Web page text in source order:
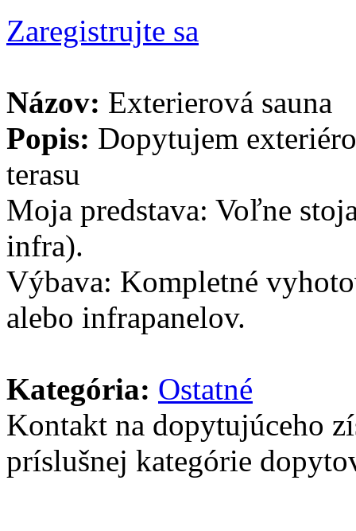
Zaregistrujte sa
Názov: Exterierová sauna
Popis: Dopytujem
terasu
Moja predstava: Voľne
infra).
Výbava: Kompletné
alebo infrapanelov.
Kategória: Ostatné
Kontakt na dopytujúceho
príslušnej kategórie